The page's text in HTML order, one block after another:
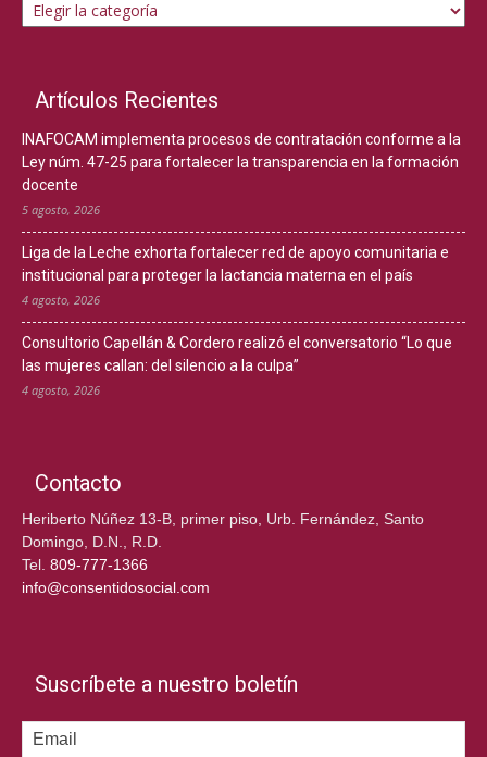
Artículos Recientes
INAFOCAM implementa procesos de contratación conforme a la
Ley núm. 47-25 para fortalecer la transparencia en la formación
docente
5 agosto, 2026
Liga de la Leche exhorta fortalecer red de apoyo comunitaria e
institucional para proteger la lactancia materna en el país
4 agosto, 2026
Consultorio Capellán & Cordero realizó el conversatorio “Lo que
las mujeres callan: del silencio a la culpa”
4 agosto, 2026
Contacto
Heriberto Núñez 13-B, primer piso, Urb. Fernández, Santo
Domingo, D.N., R.D.
Tel. 809-777-1366
info@consentidosocial.com
Suscríbete a nuestro boletín